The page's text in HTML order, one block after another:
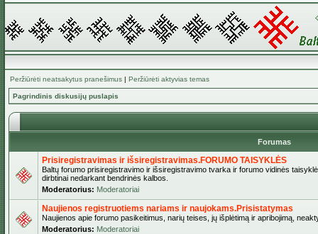
Peržiūrėti neatsakytus pranešimus | Peržiūrėti aktyvias temas
Pagrindinis diskusijų puslapis
Forumas
Prisiregistravimas ir išsiregistravimas.FORUMO TAISYKLĖS
Baltų forumo prisiregistravimo ir išsiregistravimo tvarka ir forumo vidinės
dirbtinai nedarkant bendrinės kalbos.
Moderatorius: Moderatoriai
Naujienos registruotiems nariams ir naujokams.Prisistatymas
Naujienos apie forumo pasikeitimus, narių teises, jų išplėtimą ir apribojimą,
Moderatorius: Moderatoriai